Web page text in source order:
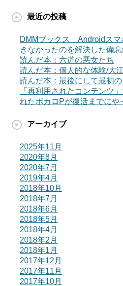
最近の投稿
DMMブックス Androidスマ
きなかったのを解決した備
読んだ本：六道の悪女たち
読んだ本：個人的な体験/大
読んだ本：最後にして最初
「再利用されたコンテンツ
れたボカロPが復活までにや
アーカイブ
2025年11月
2020年8月
2020年7月
2019年4月
2018年10月
2018年7月
2018年6月
2018年5月
2018年4月
2018年2月
2018年1月
2017年12月
2017年11月
2017年10月